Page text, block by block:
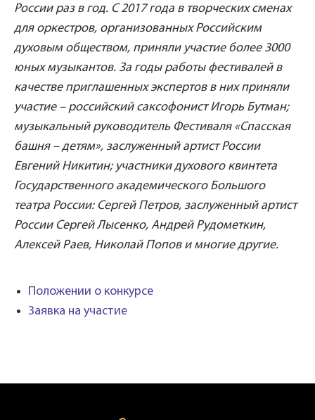
России раз в год. С 2017 года в творческих сменах
для оркестров, организованных Российским
духовым обществом, приняли участие более 3000
юных музыкантов. За годы работы фестивалей в
качестве приглашенных экспертов в них приняли
участие – российский саксофонист Игорь Бутман;
музыкальный руководитель Фестиваля «Спасская
башня – детям», заслуженный артист России
Евгений Никитин; участники духового квинтета
Государственного академического Большого
театра России: Сергей Петров, заслуженный артист
России Сергей Лысенко, Андрей Рудометкин,
Алексей Раев, Николай Попов и многие другие.
Положении о конкурсе
Заявка на участие